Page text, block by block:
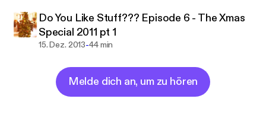
Do You Like Stuff??? Episode 6 - The Xmas
Special 2011 pt 1
15. Dez. 2013-44 min
Melde dich an, um zu hören